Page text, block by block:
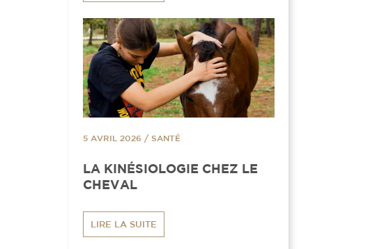
5 AVRIL 2026 / SANTÉ
LA KINÉSIOLOGIE CHEZ LE
CHEVAL
LIRE LA SUITE